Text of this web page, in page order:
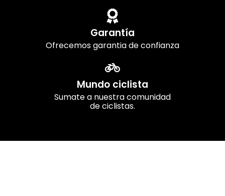
Garantía
Ofrecemos garantia de confianza
Mundo ciclista
Sumate a nuestra comunidad
de ciclistas.